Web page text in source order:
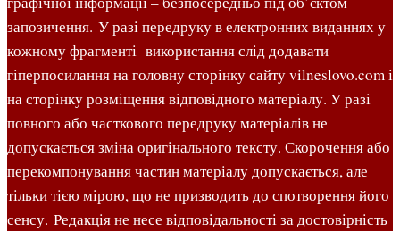
запозичення. У разі передруку в електронних виданнях у
кожному фрагменті використання слід додавати
гіперпосилання на головну сторінку сайту vilneslovo.com і
на сторінку розміщення відповідного матеріалу. У разі
повного або часткового передруку матеріалів не
допускається зміна оригінального тексту. Скорочення або
перекомпонування частин матеріалу допускається, але
тільки тією мірою, що не призводить до спотворення його
сенсу. Редакція не несе відповідальності за достовірність